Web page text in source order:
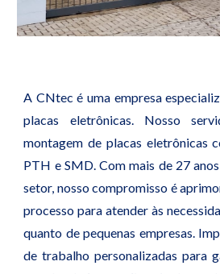
A CNtec é uma empresa
placas eletrônicas. Nosso
montagem de placas eletrônicas
PTH e SMD. Com mais de 27
setor, nosso compromisso é
processo para atender às
quanto de pequenas empresas.
de trabalho personalizadas para